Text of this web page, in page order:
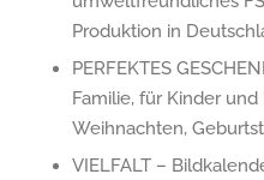
Produktion in
PERFEKTES
Familie, für Kinder
Weihnachten,
VIELFALT –